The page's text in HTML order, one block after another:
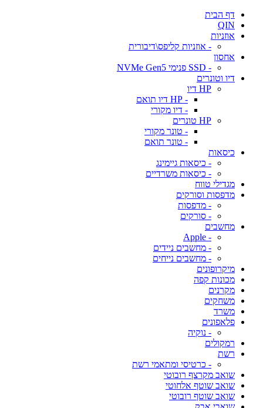
דף הבית
QIN
אוזניות
- אוזניות קליפס\דיבורית
אחסון
- SSD פנימי NVMe Gen5
דיו וטונרים
HP דיו
- HP דיו תואם
- דיו מקורי
HP טונרים
- טונר מקורי
- טונר תואם
כיסאות
- כיסאות גיימינג
- כיסאות משרדיים
מגדילי טווח
מדפסות וסורקים
- מדפסות
- סורקים
מחשבים
- Apple
- מחשבים ניידים
- מחשבים נייחים
מיקרופונים
מכונות קפה
מקרנים
משחקים
משרד
פלאפונים
- נוקיה
רמקולים
רשת
- כרטיסי ומתאמי רשת
שואב מקרצף רובוטי
שואב שוטף אלחוטי
שואב שוטף רובוטי